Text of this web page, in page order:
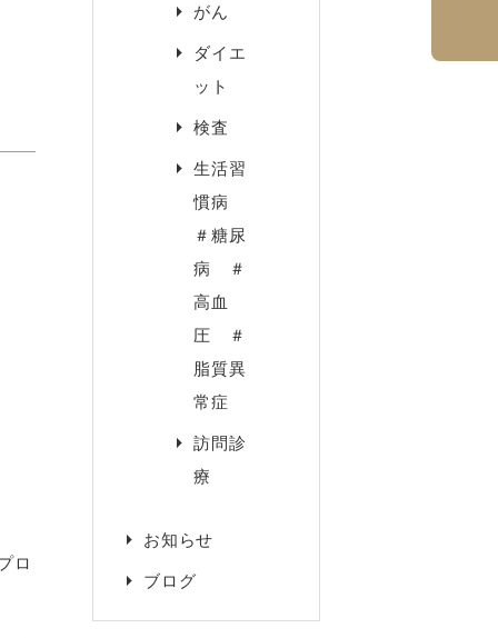
ロ
がん
ダイエ
ット
検査
生活習
慣病
＃糖尿
病 ＃
高血
圧 ＃
脂質異
常症
訪問診
療
お知らせ
ブログ